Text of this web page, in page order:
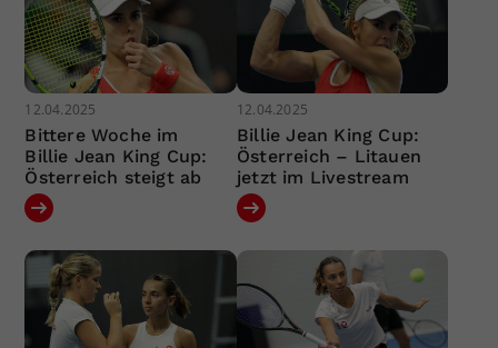
12.04.2025
Bittere Woche im
Billie Jean King Cup:
Österreich steigt ab
12.04.2025
Billie Jean King Cup:
Österreich – Litauen
jetzt im Livestream